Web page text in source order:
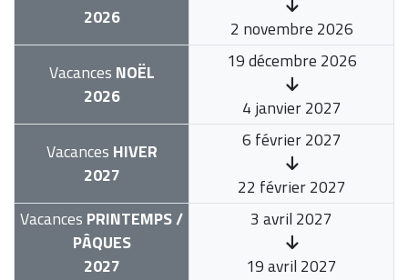
2026
2 novembre 2026
Vacances NOËL
2026
19 décembre 2026
4 janvier 2027
Vacances HIVER
2027
6 février 2027
22 février 2027
Vacances PRINTEMPS /
PÂQUES
2027
3 avril 2027
19 avril 2027